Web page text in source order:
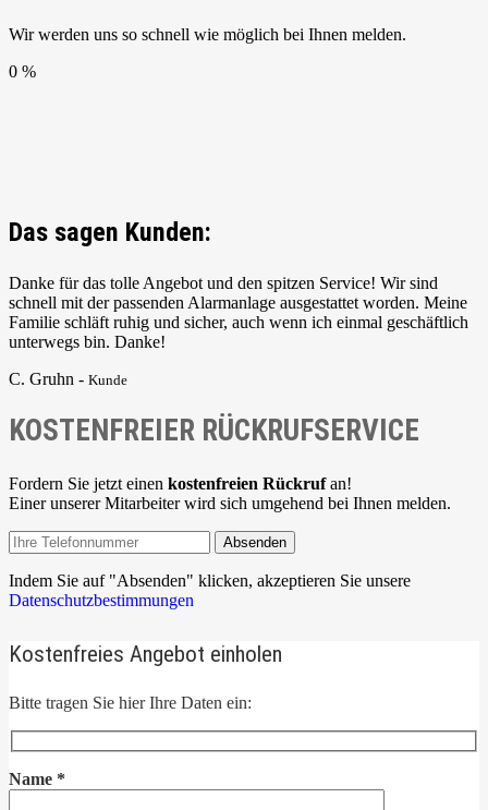
Wir werden uns so schnell wie möglich bei Ihnen melden.
0 %
Das sagen Kunden:
Danke für das tolle Angebot und den spitzen Service! Wir sind
schnell mit der passenden Alarmanlage ausgestattet worden. Meine
Familie schläft ruhig und sicher, auch wenn ich einmal geschäftlich
unterwegs bin. Danke!
C. Gruhn - Kunde
KOSTENFREIER RÜCKRUFSERVICE
Fordern Sie jetzt einen kostenfreien Rückrufan!
Einer unserer Mitarbeiter wird sich umgehend bei Ihnen melden.
Absenden
Indem Sie auf "Absenden" klicken, akzeptieren Sie unsere
Datenschutzbestimmungen
Kostenfreies Angebot einholen
Bitte tragen Sie hier Ihre Daten ein:
Name *